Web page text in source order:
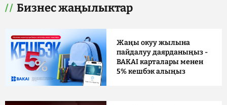
Бизнес жаңылыктар
Жаңы окуу жылына
пайдалуу даярданыңыз -
BAKAI карталары менен
5% кешбэк алыңыз